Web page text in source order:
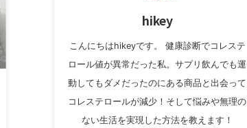
hikey
こんにちはhikeyです。 健康診断でコレステ
ロール値が異常だった私。サプリ飲んでも運
動してもダメだったのにある商品と出会って
コレステロールが減少！そして悩みや無理の
ない生活を実現した方法を教えます！